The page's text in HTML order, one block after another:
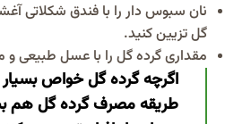
نان سبوس دار را با فندق شکلاتی
گل تزیین کنید.
مقداری گرده گل را با عسل طبیعی
اگرچه گرده گل خواص بسیار
طریقه مصرف گرده گل هم